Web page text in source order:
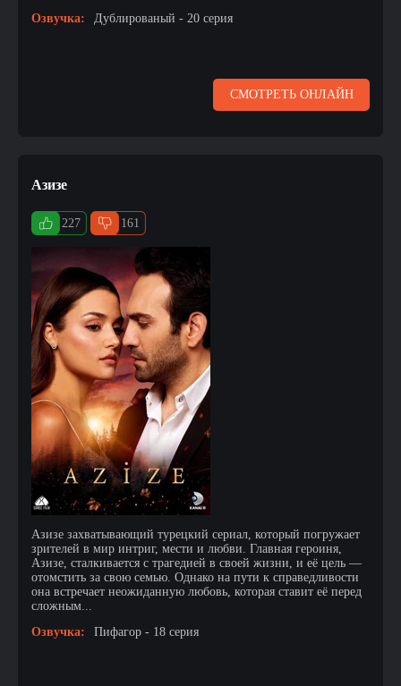
Озвучка:
Дублированый - 20 серия
СМОТРЕТЬ ОНЛАЙН
Азизе
227 161
Азизе захватывающий турецкий сериал, который погружает
зрителей в мир интриг, мести и любви. Главная героиня,
Азизе, сталкивается с трагедией в своей жизни, и её цель —
отомстить за свою семью. Однако на пути к справедливости
она встречает неожиданную любовь, которая ставит её перед
сложным...
Озвучка:
Пифагор - 18 серия